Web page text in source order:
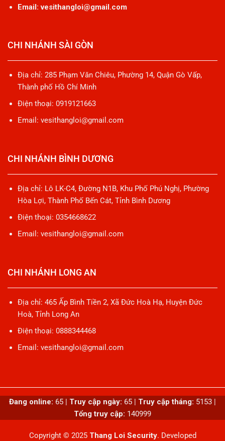
Email: vesithangloi@gmail.com
CHI NHÁNH SÀI GÒN
Địa chỉ: 285 Phạm Văn Chiêu, Phường 14, Quận Gò Vấp,
Thành phố Hồ Chí Minh
Điện thoại: 0919121663
Email: vesithangloi@gmail.com
CHI NHÁNH BÌNH DƯƠNG
Địa chỉ: Lô LK-C4, Đường N1B, Khu Phố Phú Nghị, Phường
Hòa Lợi, Thành Phố Bến Cát, Tỉnh Bình Dương
Điện thoại: 0354668622
Email: vesithangloi@gmail.com
CHI NHÁNH LONG AN
Địa chỉ: 465 Ấp Bình Tiền 2, Xã Đức Hoà Hạ, Huyện Đức
Hoà, Tỉnh Long An
Điện thoại: 0888344468
Email: vesithangloi@gmail.com
Đang online: 65 | Truy cập ngày: 65 | Truy cập tháng: 5153 |
Tổng truy cập: 140999
Copyright © 2025 Thang Loi Security. Developed